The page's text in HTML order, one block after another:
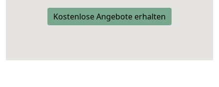
Kostenlose Angebote erhalten